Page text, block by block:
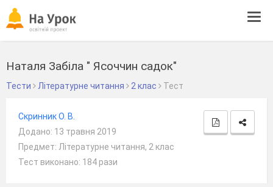
Наталя Забіла " Ясоччин садок"
Тести Літературне читання 2 клас Тест
Скринник О. В.
Додано: 13 травня 2019
Предмет: Літературне читання, 2 клас
Тест виконано: 184 рази